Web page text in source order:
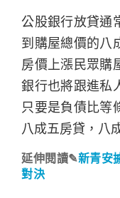
公股銀行放貸通
到購屋總價的八
房價上漲民眾購
銀行也將跟進私
只要是負債比等
八成五房貸，八
延伸閱讀✎新青安
對決